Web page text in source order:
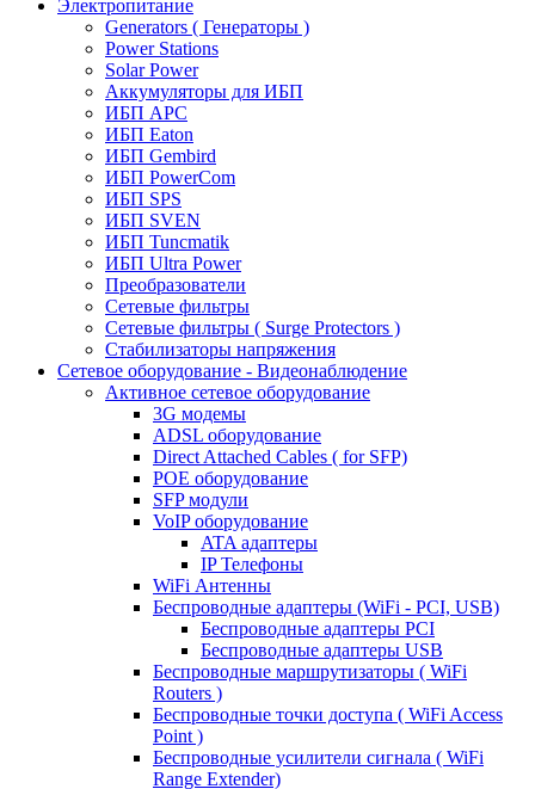
Электропитание
Generators ( Генераторы )
Power Stations
Solar Power
Аккумуляторы для ИБП
ИБП APC
ИБП Eaton
ИБП Gembird
ИБП PowerCom
ИБП SPS
ИБП SVEN
ИБП Tuncmatik
ИБП Ultra Power
Преобразователи
Сетевые фильтры
Сетевые фильтры ( Surge Protectors )
Стабилизаторы напряжения
Сетевое оборудование - Видеонаблюдение
Активное сетевое оборудование
3G модемы
ADSL оборудование
Direct Attached Cables ( for SFP)
POE оборудование
SFP модули
VoIP оборудование
ATA адаптеры
IP Телефоны
WiFi Антенны
Беспроводные адаптеры (WiFi - PCI, USB)
Беспроводные адаптеры PCI
Беспроводные адаптеры USB
Беспроводные маршрутизаторы ( WiFi
Routers )
Беспроводные точки доступа ( WiFi Access
Point )
Беспроводные усилители сигнала ( WiFi
Range Extender)